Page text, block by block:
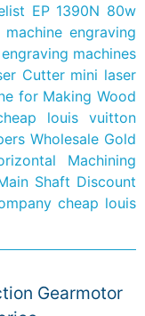
EP 1390N 80w
engraving
machines
Cutter mini laser
for Making Wood
louis vuitton
Wholesale Gold
Machining
Shaft Discount
cheap louis
Gearmotor